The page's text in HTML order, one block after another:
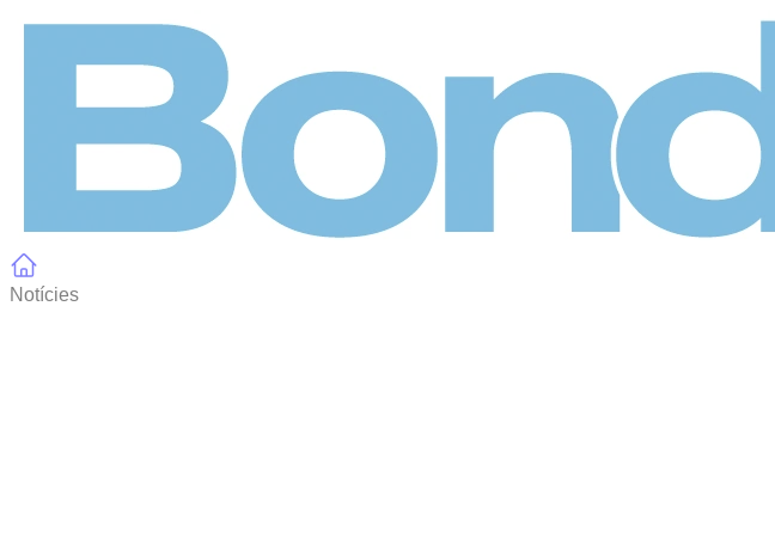
Notícies